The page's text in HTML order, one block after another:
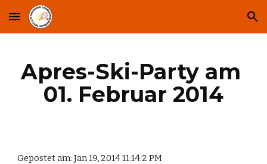
Skip to main content Skip to navigation
Apres-Ski-Party am
01. Februar 2014
Gepostet am: Jan 19, 2014 11:14:2 PM